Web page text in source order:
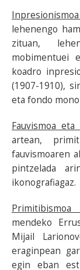
lehenengo
zituan,
mobimentuei
koadro
(1907-1910),
eta fondo
Fauvismoa
artean,
fauvismoaren
pintzelada
ikonografiagaz.
mendeko
Mijail
eraginpean
egin eban